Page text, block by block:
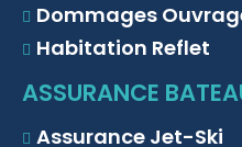
Dommages
Habitation Reflet
ASSURANCE
Assurance Jet-Ski